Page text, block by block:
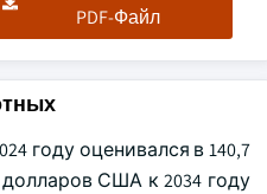
PDF-Файл
году оценивался в 140,7
США к 2034 году